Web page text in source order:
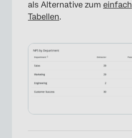
Tabellendaten exportieren
als Alternative zum einfach
Tabellen.